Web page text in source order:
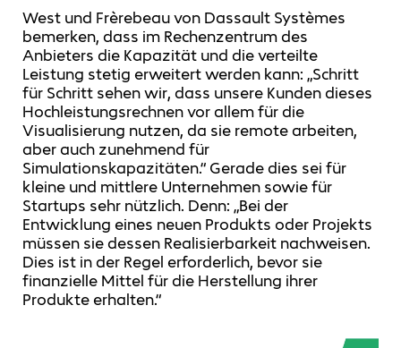
West und Frèrebeau von Dassault Systèmes
bemerken, dass im Rechenzentrum des
Anbieters die Kapazität und die verteilte
Leistung stetig erweitert werden kann: „Schritt
für Schritt sehen wir, dass unsere Kunden dieses
Hochleistungsrechnen vor allem für die
Visualisierung nutzen, da sie remote arbeiten,
aber auch zunehmend für
Simulationskapazitäten.“ Gerade dies sei für
kleine und mittlere Unternehmen sowie für
Startups sehr nützlich. Denn: „Bei der
Entwicklung eines neuen Produkts oder Projekts
müssen sie dessen Realisierbarkeit nachweisen.
Dies ist in der Regel erforderlich, bevor sie
finanzielle Mittel für die Herstellung ihrer
Produkte erhalten.“